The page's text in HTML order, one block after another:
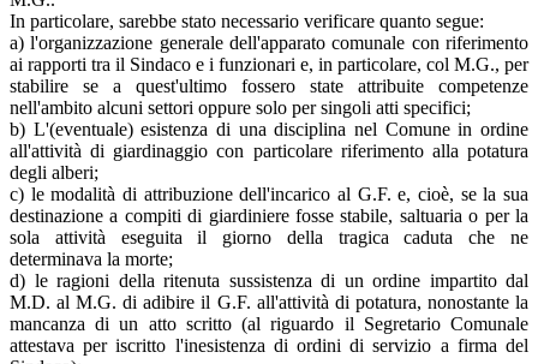
In particolare, sarebbe stato necessario verificare quanto segue:
a) l'organizzazione generale dell'apparato comunale con riferimento
ai rapporti tra il Sindaco e i funzionari e, in particolare, col M.G., per
stabilire se a quest'ultimo fossero state attribuite competenze
nell'ambito alcuni settori oppure solo per singoli atti specifici;
b) L'(eventuale) esistenza di una disciplina nel Comune in ordine
all'attività di giardinaggio con particolare riferimento alla potatura
degli alberi;
c) le modalità di attribuzione dell'incarico al G.F. e, cioè, se la sua
destinazione a compiti di giardiniere fosse stabile, saltuaria o per la
sola attività eseguita il giorno della tragica caduta che ne
determinava la morte;
d) le ragioni della ritenuta sussistenza di un ordine impartito dal
M.D. al M.G. di adibire il G.F. all'attività di potatura, nonostante la
mancanza di un atto scritto (al riguardo il Segretario Comunale
attestava per iscritto l'inesistenza di ordini di servizio a firma del